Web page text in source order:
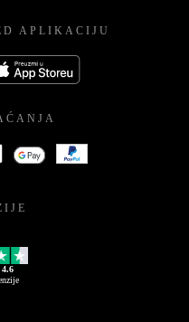
APLIKACIJU
4.6